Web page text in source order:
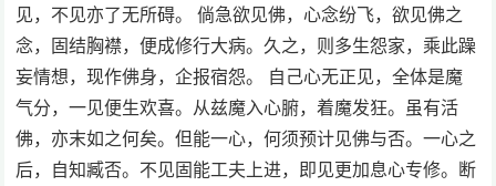
见，不见亦了无所碍。 倘急欲见佛，心念纷飞，欲见佛之
念，固结胸襟，便成修行大病。久之，则多生怨家，乘此躁
妄情想，现作佛身，企报宿怨。 自己心无正见，全体是魔
气分，一见便生欢喜。从兹魔入心腑，着魔发狂。虽有活
佛，亦末如之何矣。但能一心，何须预计见佛与否。一心之
后，自知臧否。不见固能工夫上进，即见更加息心专修。断